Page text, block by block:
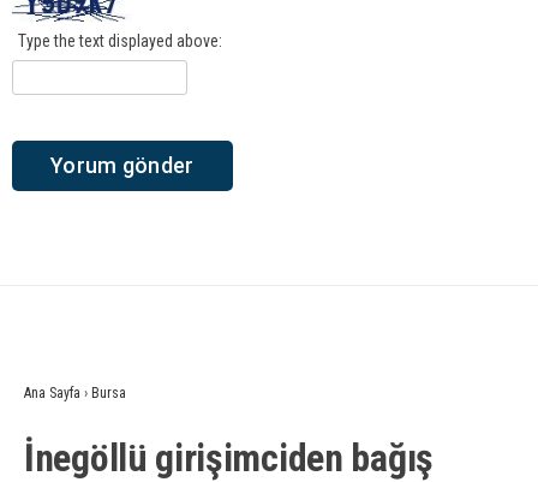
Type the text displayed above:
Ana Sayfa › Bursa
İnegöllü girişimciden bağış